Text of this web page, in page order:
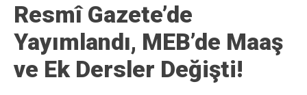
Resmî Gazete’de
Yayımlandı, MEB’de Maaş
ve Ek Dersler Değişti!